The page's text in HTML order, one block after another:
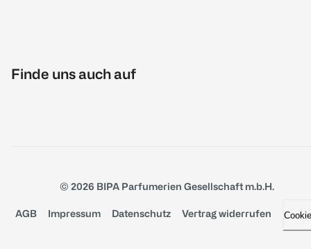
Finde uns auch auf
© 2026 BIPA Parfumerien Gesellschaft m.b.H.
AGB Impressum Datenschutz Vertrag widerrufen